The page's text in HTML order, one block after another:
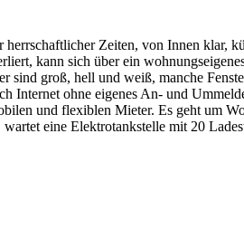
Zeiten, von Innen
kann sich über ein
sind groß, hell und weiß, manche
Internet ohne eigenes An- und
und flexiblen Mieter. Es geht um
eine Elektrotankstelle mit 20